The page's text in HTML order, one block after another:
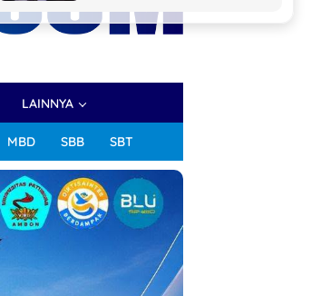
LAINNYA
MBD SBB SBT